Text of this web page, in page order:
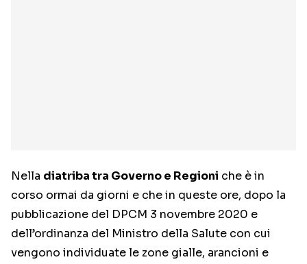
Nella diatriba tra Governo e Regioni che è in
corso ormai da giorni e che in queste ore, dopo la
pubblicazione del DPCM 3 novembre 2020 e
dell’ordinanza del Ministro della Salute con cui
vengono individuate le zone gialle, arancioni e